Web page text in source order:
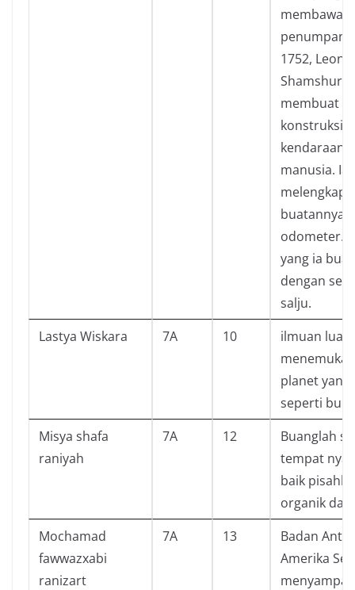
membawa
1752, Leonty
membuat
konstruksi
kendaraan
manusia. Ia
melengkapi
buatannya
odometer.
yang ia
dengan
salju.
Lastya Wiskara
7A 10
ilmuan luar
planet
seperti
Misya shafa
raniyah
7A 12
Buanglah
tempat nya
baik
organik
Mochamad
fawwazxabi
ranizart
7A 13
Badan
Amerika